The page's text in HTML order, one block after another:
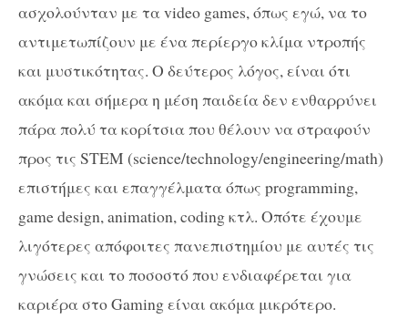
ασχολούνταν με τα video games, όπως εγώ, να το
αντιμετωπίζουν με ένα περίεργο κλίμα ντροπής
και μυστικότητας. Ο δεύτερος λόγος, είναι ότι
ακόμα και σήμερα η μέση παιδεία δεν ενθαρρύνει
πάρα πολύ τα κορίτσια που θέλουν να στραφούν
προς τις STEM (science/technology/engineering/math)
επιστήμες και επαγγέλματα όπως programming,
game design, animation, coding κτλ. Οπότε έχουμε
λιγότερες απόφοιτες πανεπιστημίου με αυτές τις
γνώσεις και το ποσοστό που ενδιαφέρεται για
καριέρα στο Gaming είναι ακόμα μικρότερο.